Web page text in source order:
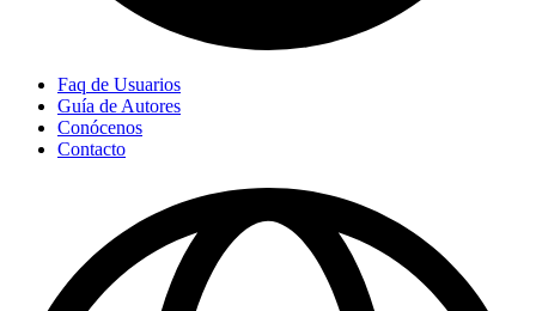
Faq de Usuarios
Guía de Autores
Conócenos
Contacto